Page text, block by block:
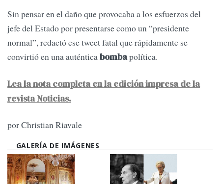
Sin pensar en el daño que provocaba a los esfuerzos del
jefe del Estado por presentarse como un “presidente
normal”, redactó ese tweet fatal que rápidamente se
convirtió en una auténticabombapolítica.
Lea la nota completa en la edición impresa de la
revista Noticias.
por Christian Riavale
GALERÍA DE IMÁGENES